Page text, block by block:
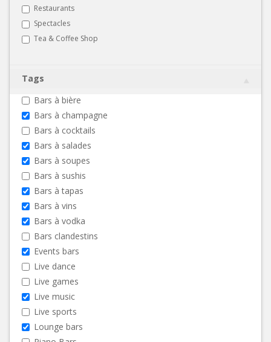
Restaurants
Spectacles
Tea & Coffee Shop
Tags
Bars à bière
Bars à champagne
Bars à cocktails
Bars à salades
Bars à soupes
Bars à sushis
Bars à tapas
Bars à vins
Bars à vodka
Bars clandestins
Events bars
Live dance
Live games
Live music
Live sports
Lounge bars